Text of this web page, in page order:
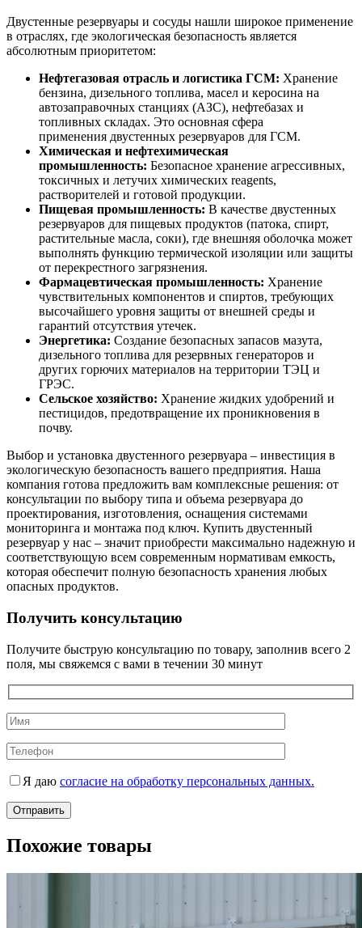
Двустенные резервуары и сосуды нашли широкое применение
в отраслях, где экологическая безопасность является
абсолютным приоритетом:
Нефтегазовая отрасль и логистика ГСМ: Хранение
бензина, дизельного топлива, масел и керосина на
автозаправочных станциях (АЗС), нефтебазах и
топливных складах. Это основная сфера
применения двустенных резервуаров для ГСМ.
Химическая и нефтехимическая
промышленность: Безопасное хранение агрессивных,
токсичных и летучих химических reagents,
растворителей и готовой продукции.
Пищевая промышленность: В качестве двустенных
резервуаров для пищевых продуктов (патока, спирт,
растительные масла, соки), где внешняя оболочка может
выполнять функцию термической изоляции или защиты
от перекрестного загрязнения.
Фармацевтическая промышленность: Хранение
чувствительных компонентов и спиртов, требующих
высочайшего уровня защиты от внешней среды и
гарантий отсутствия утечек.
Энергетика: Создание безопасных запасов мазута,
дизельного топлива для резервных генераторов и
других горючих материалов на территории ТЭЦ и
ГРЭС.
Сельское хозяйство: Хранение жидких удобрений и
пестицидов, предотвращение их проникновения в
почву.
Выбор и установка двустенного резервуара – инвестиция в
экологическую безопасность вашего предприятия. Наша
компания готова предложить вам комплексные решения: от
консультации по выбору типа и объема резервуара до
проектирования, изготовления, оснащения системами
мониторинга и монтажа под ключ. Купить двустенный
резервуар у нас – значит приобрести максимально надежную и
соответствующую всем современным нормативам емкость,
которая обеспечит полную безопасность хранения любых
опасных продуктов.
Получить консультацию
Получите быструю консультацию по товару, заполнив всего 2
поля, мы свяжемся с вами в течении 30 минут
Я даю согласие на обработку персональных данных.
Похожие товары